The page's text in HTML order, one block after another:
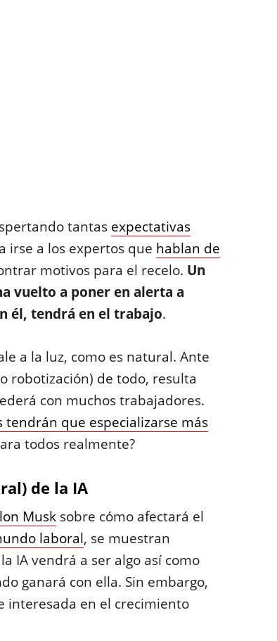
tantas expectativas
irse a los expertos que hablan de
motivos para el recelo. Un
vuelto a poner en alerta a
él, tendrá en el trabajo.
a la luz, como es natural. Ante
robotización) de todo, resulta
con muchos trabajadores.
que especializarse más
todos realmente?
de la IA
Musksobre cómo afectará el
laboral, se muestran
IA vendrá a ser algo así como
ganará con ella. Sin embargo,
interesada en el crecimiento